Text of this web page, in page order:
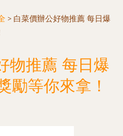
> 白菜價辦公好物推薦 每日爆
物推薦 每日爆
勵等你來拿！